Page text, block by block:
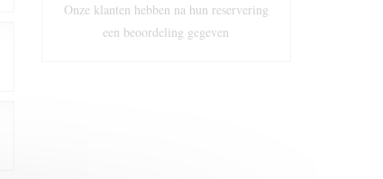
Onze klanten hebben na hun reservering
een beoordeling gegeven